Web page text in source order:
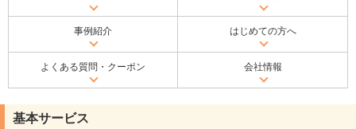
事例紹介 はじめての方へ
よくある質問・クーポン 会社情報
基本サービス